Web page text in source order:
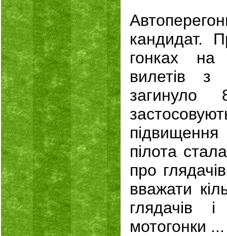
кандидат.
гонках
вилетів з
пілота
про
вважати
глядачів
мотогонки